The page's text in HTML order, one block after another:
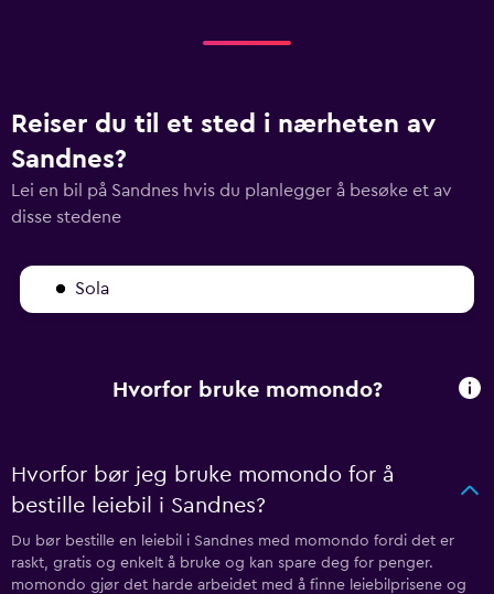
Reiser du til et sted i nærheten av
Sandnes?
Lei en bil på Sandnes hvis du planlegger å besøke et av
disse stedene
Sola
Hvorfor bruke momondo?
Hvorfor bør jeg bruke momondo for å
bestille leiebil i Sandnes?
Du bør bestille en leiebil i Sandnes med momondo fordi det er
raskt, gratis og enkelt å bruke og kan spare deg for penger.
momondo gjør det harde arbeidet med å finne leiebilprisene og